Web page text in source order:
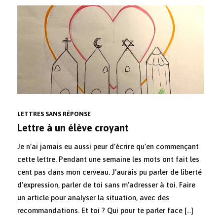
LETTRES SANS RÉPONSE
Lettre à un élève croyant
Je n’ai jamais eu aussi peur d’écrire qu’en commençant
cette lettre. Pendant une semaine les mots ont fait les
cent pas dans mon cerveau. J’aurais pu parler de liberté
d’expression, parler de toi sans m’adresser à toi. Faire
un article pour analyser la situation, avec des
recommandations. Et toi ? Qui pour te parler face […]